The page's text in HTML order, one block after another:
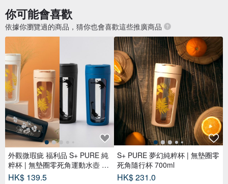
你可能會喜歡
依據你瀏覽過的商品，猜你也會喜歡這些推廣商品
外觀微瑕疵 福利品 S+ PURE 純
粹杯 | 無墊圈零死角運動水壺 70
0m
HK$ 139.5
S+ PURE 夢幻純粹杯 | 無墊圈零
死角隨行杯 700ml
HK$ 231.0